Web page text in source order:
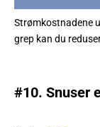
Strømkostnadene
grep kan du
#10. Snuser